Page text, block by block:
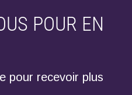
POUR EN
pour recevoir plus